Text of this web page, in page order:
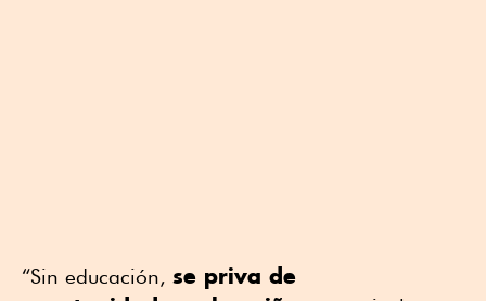
“Sin educación, se priva de